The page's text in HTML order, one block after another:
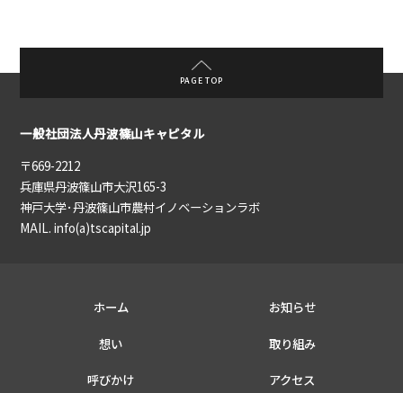
PAGE TOP
一般社団法人丹波篠山キャピタル
〒669-2212
兵庫県丹波篠山市大沢165-3
神戸大学･丹波篠山市農村イノベーションラボ
MAIL. info(a)tscapital.jp
ホーム お知らせ
想い 取り組み
呼びかけ アクセス